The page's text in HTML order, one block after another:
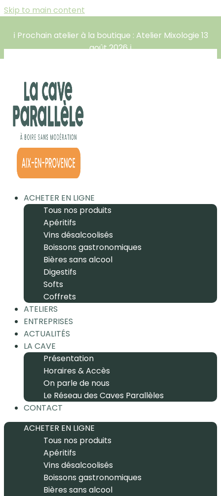
Skip to main content
ℹ️ Prochain atelier à la boutique : Atelier Mixologie 13
août 2026 ℹ️
ACHETER EN LIGNE
Tous nos produits
Apéritifs
Vins désalcoolisés
Boissons gastronomiques
Bières sans alcool
Digestifs
Softs
Coffrets
ATELIERS
ENTREPRISES
ACTUALITÉS
LA CAVE
Présentation
Horaires & Accès
On parle de nous
Le Réseau des Caves Parallèles
CONTACT
ACHETER EN LIGNE
Tous nos produits
Apéritifs
Vins désalcoolisés
Boissons gastronomiques
Bières sans alcool